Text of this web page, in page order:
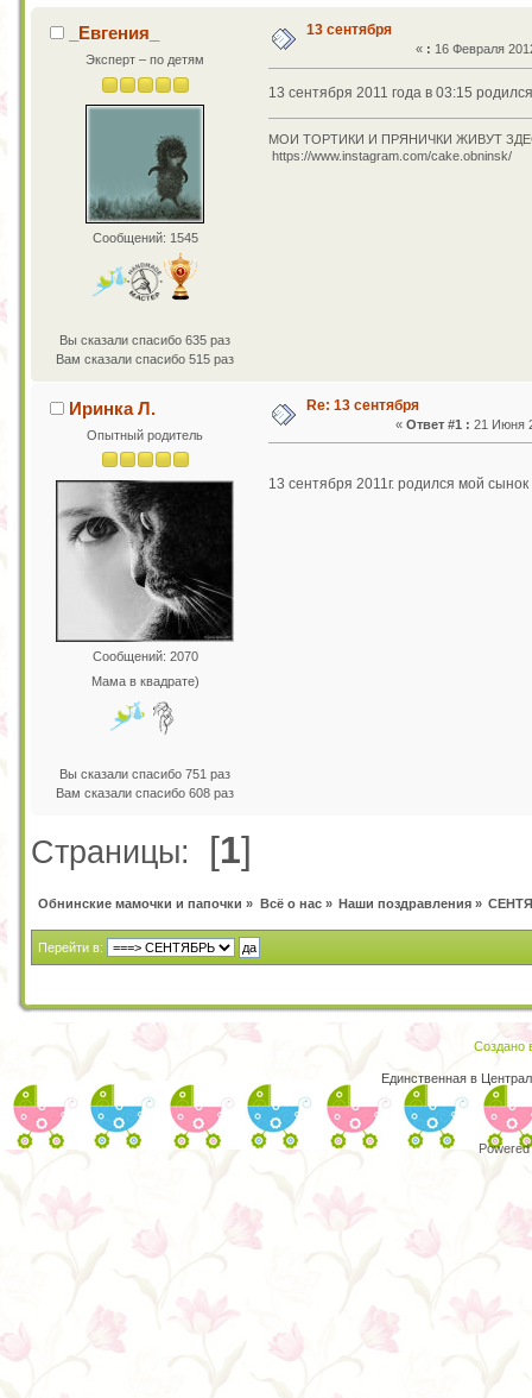
_Евгения_
Эксперт – по детям
Сообщений: 1545
Вы сказали спасибо 635 раз
Вам сказали спасибо 515 раз
13 сентября
« : 16 Февраля
13 сентября 2011 года в 03:15
МОИ ТОРТИКИ И ПРЯНИЧКИ ЖИВУТ
https://www.instagram.com/cake.obninsk/
Иринка Л.
Опытный родитель
Сообщений: 2070
Мама в квадрате)
Вы сказали спасибо 751 раз
Вам сказали спасибо 608 раз
Re: 13 сентября
« Ответ #1 : 21 Июня
13 сентября 2011г. родился мой
Страницы: [1]
Обнинские мамочки и папочки » Всё о нас» Наши поздравления»
Перейти в:
Создано
Единственная в